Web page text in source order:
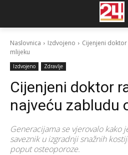
Naslovnica Izdvojeno
Cijenjeni
mlijeku
Izdvojeno Zdravlje
Cijenjeni doktor
najveću zabludu
Generacijama se vjerovalo kako
saveznik u izgradnji snažnih
poput osteoporoze.